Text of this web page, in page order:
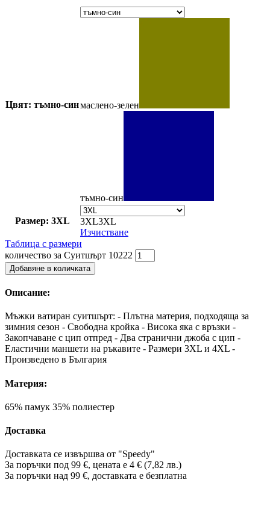
Цвят: тъмно-синмаслено-зелен
тъмно-син
Размер: 3XL 3XL3XL
Изчистване
Таблица с размери
количество за Суитшърт 10222
Добавяне в количката
Описание:
Мъжки ватиран суитшърт: - Плътна материя, подходяща за
зимния сезон - Свободна кройка - Висока яка с връзки -
Закопчаване с цип отпред - Два странични джоба с цип -
Еластични маншети на ръкавите - Размери 3XL и 4XL -
Произведено в България
Материя:
65% памук 35% полиестер
Доставка
Доставката се извършва от "Speedy"
За поръчки под 99 €, цената е 4 € (7,82 лв.)
За поръчки над 99 €, доставката е безплатна